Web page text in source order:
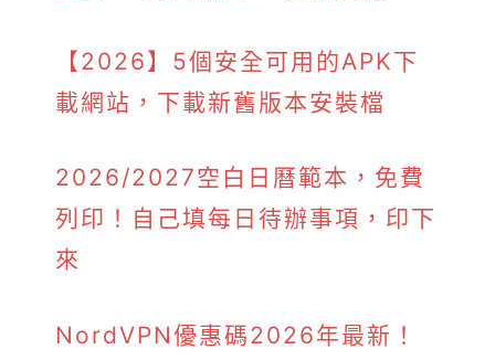
【2026】5個安全可用的APK下
載網站，下載新舊版本安裝檔
2026/2027空白日曆範本，免費
列印！自己填每日待辦事項，印下
來
NordVPN優惠碼2026年最新！